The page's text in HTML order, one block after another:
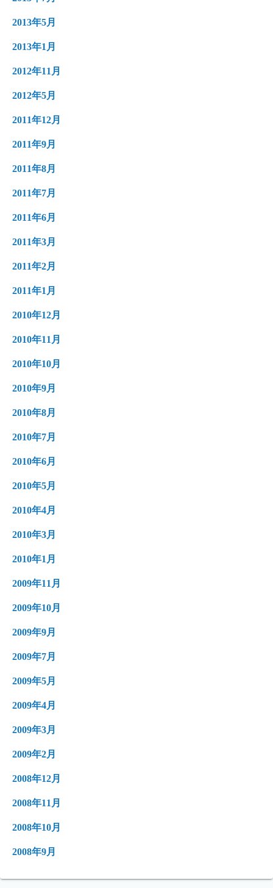
2013年5月
2013年1月
2012年11月
2012年5月
2011年12月
2011年9月
2011年8月
2011年7月
2011年6月
2011年3月
2011年2月
2011年1月
2010年12月
2010年11月
2010年10月
2010年9月
2010年8月
2010年7月
2010年6月
2010年5月
2010年4月
2010年3月
2010年1月
2009年11月
2009年10月
2009年9月
2009年7月
2009年5月
2009年4月
2009年3月
2009年2月
2008年12月
2008年11月
2008年10月
2008年9月